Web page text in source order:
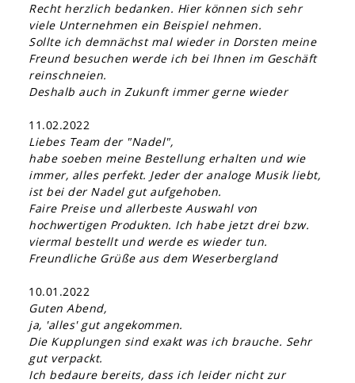
Recht herzlich bedanken. Hier können sich sehr
viele Unternehmen ein Beispiel nehmen.
Sollte ich demnächst mal wieder in Dorsten meine
Freund besuchen werde ich bei Ihnen im Geschäft
reinschneien.
Deshalb auch in Zukunft immer gerne wieder
11.02.2022
Liebes Team der "Nadel",
habe soeben meine Bestellung erhalten und wie
immer, alles perfekt. Jeder der analoge Musik liebt,
ist bei der Nadel gut aufgehoben.
Faire Preise und allerbeste Auswahl von
hochwertigen Produkten. Ich habe jetzt drei bzw.
viermal bestellt und werde es wieder tun.
Freundliche Grüße aus dem Weserbergland
10.01.2022
Guten Abend,
ja, 'alles' gut angekommen.
Die Kupplungen sind exakt was ich brauche. Sehr
gut verpackt.
Ich bedaure bereits, dass ich leider nicht zur